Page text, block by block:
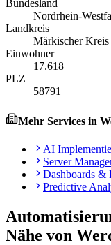
Bundesland
Nordrhein-
Landkreis
Märkischer Kreis
Einwohner
17.618
PLZ
58791
Mehr Services in
AI
Server
Dashboards &
Predictive
Nähe von